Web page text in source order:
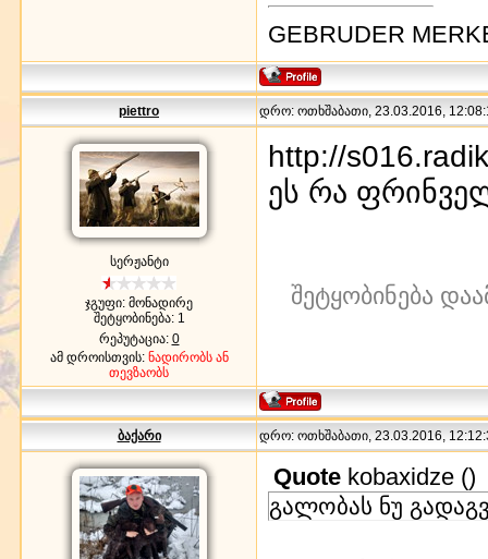
GEBRUDER
piettro დრო: ოთხშაბათი, 23.03.2016,
სერჟანტი
ჯგუფი: მონადირე
შეტყობინება: 1
რეპუტაცია: 0
ამ დროისთვის: ნადირობს ან
თევზაობს
http://
ეს რა
შეტყობინება
ბაქარი დრო: ოთხშაბათი, 23.03.2016,
Quote kobaxidze ()
გალობას ნუ